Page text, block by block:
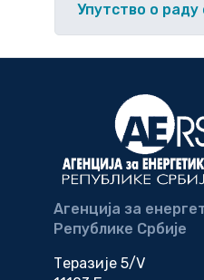
Упутство o раду
Агенција за
Републике Србије
Теразије 5/V